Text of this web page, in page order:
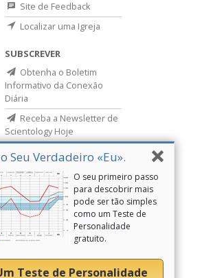
Seu Verdadeiro «Eu».
O seu primeiro passo
para descobrir mais
pode ser tão simples
como um Teste de
Personalidade
gratuito.
Teste de Personalidade
Site de Feedback
Localizar uma Igreja
SUBSCREVER
Obtenha o Boletim
Informativo da Conexão
Diária
Receba a Newsletter de
Scientology Hoje
Youth for Human Rights
de Utilização•Aviso Legal